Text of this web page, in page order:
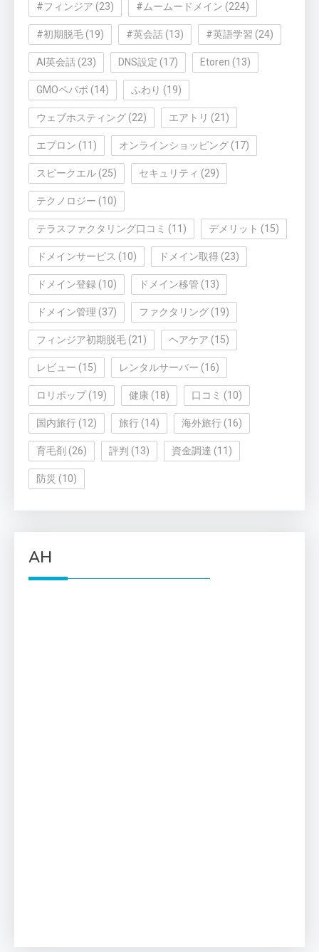
#フィンジア (23) #ムームードメイン (224)
#初期脱毛 (19) #英会話 (13) #英語学習 (24)
AI英会話 (23) DNS設定 (17) Etoren (13)
GMOペパボ (14) ふわり (19)
ウェブホスティング (22) エアトリ (21)
エプロン (11) オンラインショッピング (17)
スピークエル (25) セキュリティ (29)
テクノロジー (10)
テラスファクタリング口コミ (11) デメリット (15)
ドメインサービス (10) ドメイン取得 (23)
ドメイン登録 (10) ドメイン移管 (13)
ドメイン管理 (37) ファクタリング (19)
フィンジア初期脱毛 (21) ヘアケア (15)
レビュー (15) レンタルサーバー (16)
ロリポップ(19) 健康 (18) 口コミ (10)
国内旅行 (12) 旅行 (14) 海外旅行 (16)
育毛剤 (26) 評判 (13) 資金調達 (11)
防災 (10)
AH